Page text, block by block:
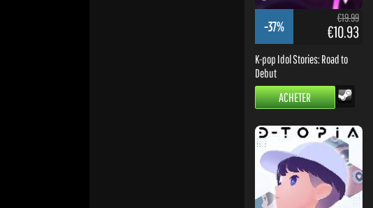
-37%
€19.99
€10.93
K-pop Idol Stories: Road to
Debut
ACHETER